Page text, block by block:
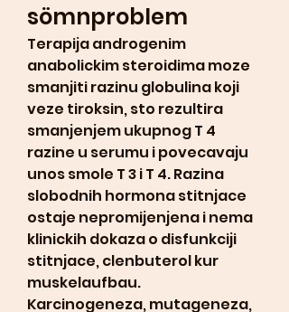
sömnproblem
Terapija androgenim
anabolickim steroidima moze
smanjiti razinu globulina koji
veze tiroksin, sto rezultira
smanjenjem ukupnog T 4
razine u serumu i povecavaju
unos smole T 3 i T 4. Razina
slobodnih hormona stitnjace
ostaje nepromijenjena i nema
klinickih dokaza o disfunkciji
stitnjace, clenbuterol kur
muskelaufbau.
Karcinogeneza, mutageneza,